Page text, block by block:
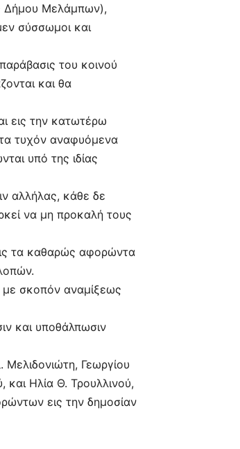
Δήμου Μελάμπων),
σύσσωμοι και
του κοινού
και θα
εις την κατωτέρω
τυχόν αναφυόμενα
υπό της ιδίας
αλλήλας, κάθε δε
να μη προκαλή τους
τα καθαρώς αφορώντα
σκοπόν αναμίξεως
και υποθάλπωσιν
Γεωργίου
Ηλία Θ. Τρουλλινού,
εις την δημοσίαν